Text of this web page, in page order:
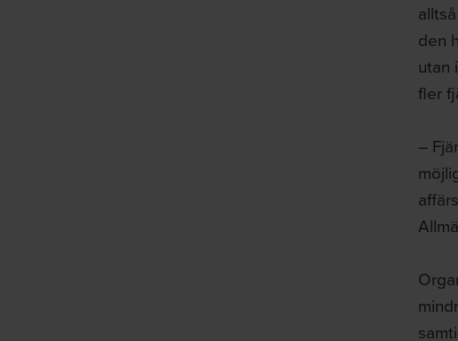
den
utan
fler
–